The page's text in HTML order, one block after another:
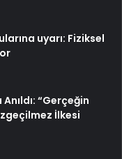
uyarı: Fiziksel
“Gerçeğin
İlkesi